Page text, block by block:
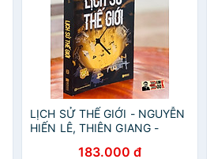
LỊCH SỬ THẾ GIỚI - NGUYỄN
HIẾN LÊ, THIÊN GIANG -
183.000 đ